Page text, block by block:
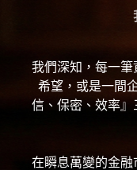
我們深知，每一
希望，或是一間
信、保密、效率
在瞬息萬變的金